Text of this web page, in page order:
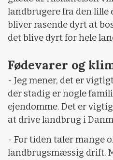
landbrugere fra den lille
bliver rasende dyrt at
det blive dyrt for hele
Fødevarer og
- Jeg mener, det er
der stadig er nogle
ejendomme. Det er
at drive landbrug i
- For tiden taler mange
landbrugsmæssig drift.